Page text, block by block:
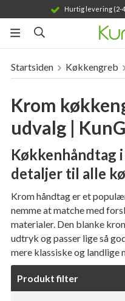
Hurtig levering (2-
Produktet er
Startsiden Køkkengreb
Krom
udvalg |
Køkkenhåndtag
detaljer til alle
Krom håndtag er et
nemme at matche med
materialer. Den blanke
udtryk og passer lige så
mere klassiske og landlige
Produkt filter